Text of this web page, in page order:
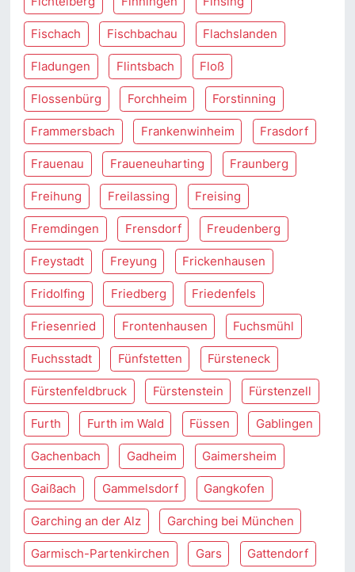
Fischach Fischbachau Flachslanden
Fladungen Flintsbach Floß
Flossenbürg Forchheim Forstinning
Frammersbach Frankenwinheim Frasdorf
Frauenau Fraueneuharting Fraunberg
Freihung Freilassing Freising
Fremdingen Frensdorf Freudenberg
Freystadt Freyung Frickenhausen
Fridolfing Friedberg Friedenfels
Friesenried Frontenhausen Fuchsmühl
Fuchsstadt Fünfstetten Fürsteneck
Fürstenfeldbruck Fürstenstein Fürstenzell
Furth Furth im Wald Füssen Gablingen
Gachenbach Gadheim Gaimersheim
Gaißach Gammelsdorf Gangkofen
Garching an der Alz Garching bei München
Garmisch-Partenkirchen Gars Gattendorf